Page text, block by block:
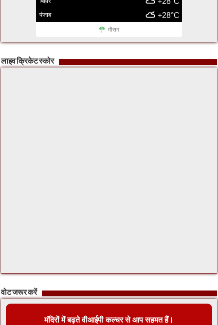
पंजाब +28°C
मौसम
लाइव क्रिकेट स्कोर
वोट जरूर करें
मंदिरों में बढ़ते वीआईपी कल्चर से आप सहमत हैं।